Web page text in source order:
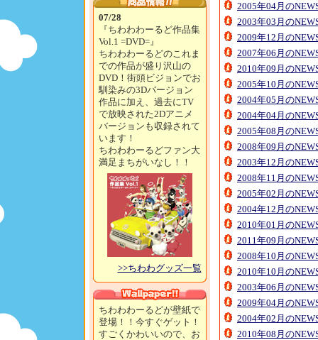
07/28
『ちわわわーるど作品集
Vol.1 =DVD=』
ちわわわーるどのこれま
での作品が盛り沢山の
DVD！街頭ビジョンでお
馴染みの3Dバージョン
作品に加え、過去にTV
で放映された2Dアニメ
バージョンも収録されて
います！
ちわわわーるどファン大
満足まちがいなし！！
>>ちわわグッズ一覧
ちわわわーるどが壁紙で
登場！！今すぐゲット！
すごくかわいいので、お
2005年04月の
2003年03月の
2009年12月の
2007年06月の
2010年09月の
2005年10月の
2004年05月の
2004年04月の
2005年08月の
2008年09月の
2003年12月の
2008年11月の
2005年02月の
2004年12月の
2010年01月の
2011年09月の
2008年10月の
2010年10月の
2003年06月の
2009年04月の
2004年02月の
2010年08月の